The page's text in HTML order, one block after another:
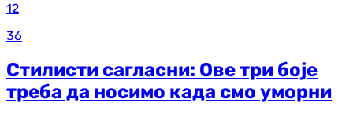
12
36
Стилисти сагласни: Ове три боје
треба да носимо када смо уморни